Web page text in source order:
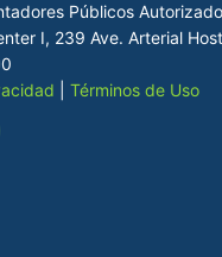
Públicos
I, 239 Ave. Arterial
Términos de Uso